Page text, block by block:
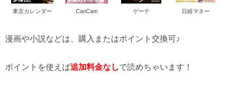
東京カレンダー CanCam ゲーテ 日経マネー
漫画や小説などは、購入またはポイント交換可♪
ポイントを使えば追加料金なしで読めちゃいます！